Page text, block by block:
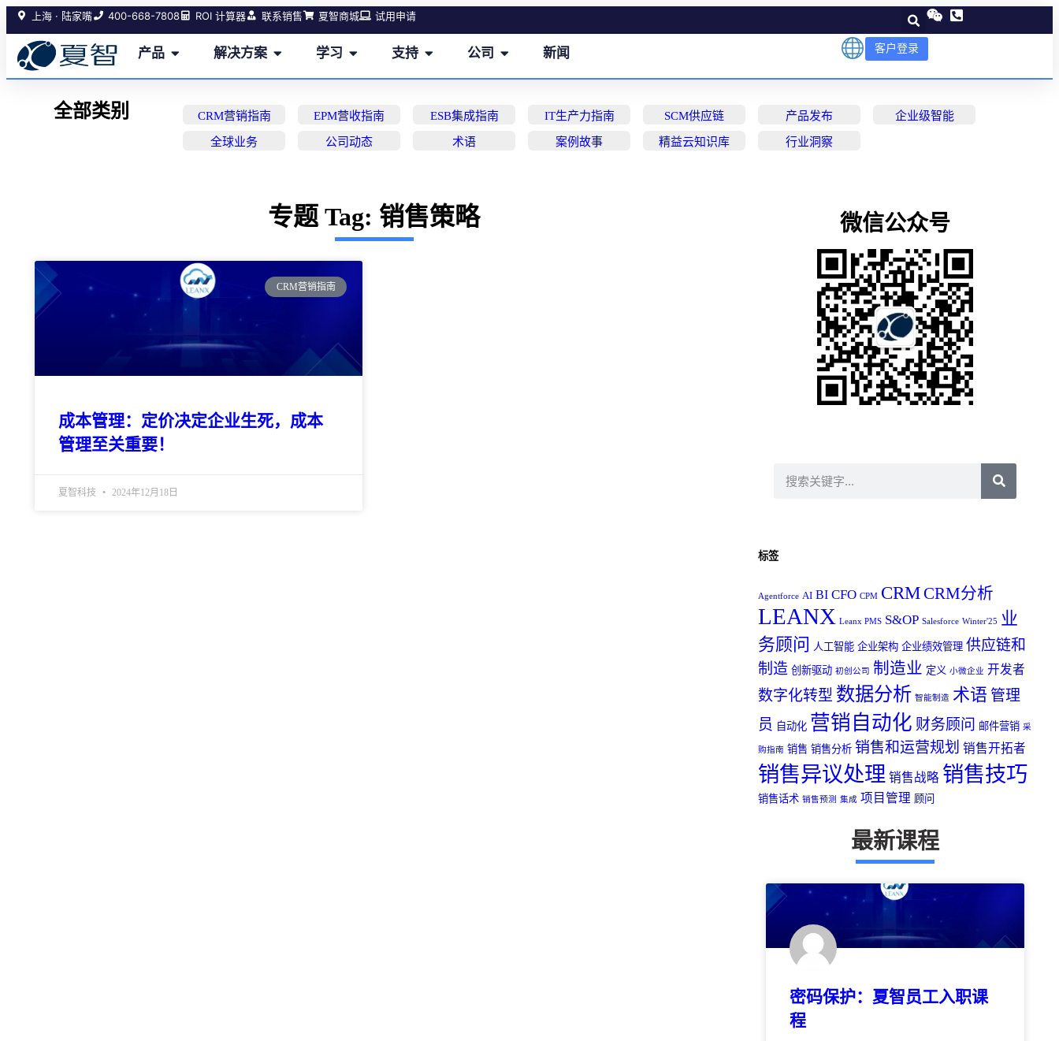
上海 · 陆家嘴 400-668-7808 ROI 计算器 联系销售 夏智商城 试用申请
产品 解决方案 学习 支持 公司 新闻 客户登录
全部类别 CRM营销指南 EPM营收指南 ESB集成指南 IT生产力指南 SCM供应链 产品发布 企业级智能
全球业务 公司动态 术语 案例故事 精益云知识库 行业洞察
专题 Tag: 销售策略
CRM营销指南
成本管理：定价决定企业生死，成本
管理至关重要！
夏智科技 2024年12月18日
微信公众号
标签
Agentforce AI BI CFO CPM CRMCRM分析
LEANX Leanx PMS S&OP Salesforce Winter'25
业
务顾问 人工智能 企业架构 企业绩效管理 供应链和
制造 创新驱动 初创公司 制造业 定义 小微企业 开发者
数字化转型 数据分析 智能制造 术语 管理
员 自动化 营销自动化 财务顾问 邮件营销 采
购指南 销售 销售分析 销售和运营规划 销售开拓者
销售异议处理 销售战略 销售技巧
销售话术 销售预测 集成 项目管理 顾问
最新课程
密码保护：夏智员工入职课
程